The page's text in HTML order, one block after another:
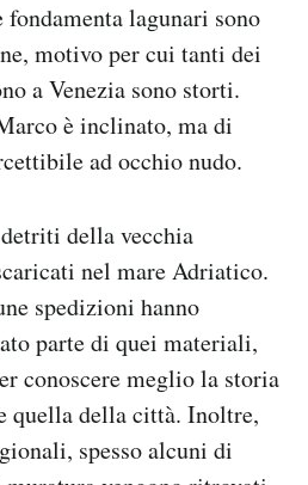
lagunari sono
motivo per cui tanti dei
a Venezia sono storti.
è inclinato, ma di
ad occhio nudo.
della vecchia
nel mare Adriatico.
spedizioni hanno
parte di quei materiali,
conoscere meglio la storia
quella della città. Inoltre,
spesso alcuni di